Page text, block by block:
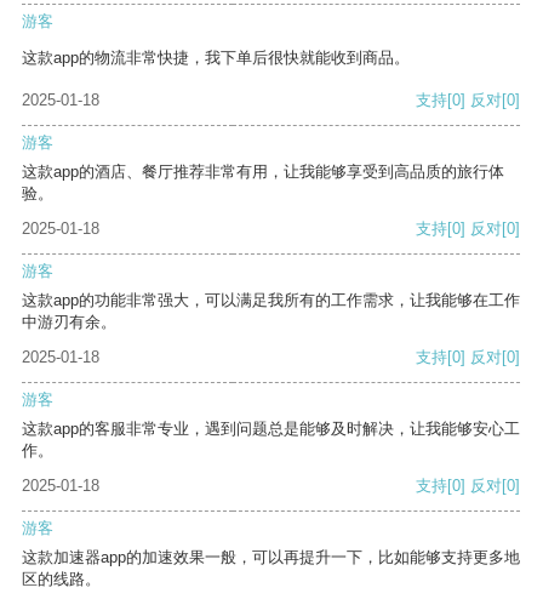
游客
这款app的物流非常快捷，我下单后很快就能收到商品。
2025-01-18 支持[0] 反对[0]
游客
这款app的酒店、餐厅推荐非常有用，让我能够享受到高品质的旅行体
验。
2025-01-18
支持[0] 反对[0]
游客
这款app的功能非常强大，可以满足我所有的工作需求，让我能够在工作
中游刃有余。
2025-01-18
支持[0] 反对[0]
游客
这款app的客服非常专业，遇到问题总是能够及时解决，让我能够安心工
作。
2025-01-18
支持[0] 反对[0]
游客
这款加速器app的加速效果一般，可以再提升一下，比如能够支持更多地
区的线路。